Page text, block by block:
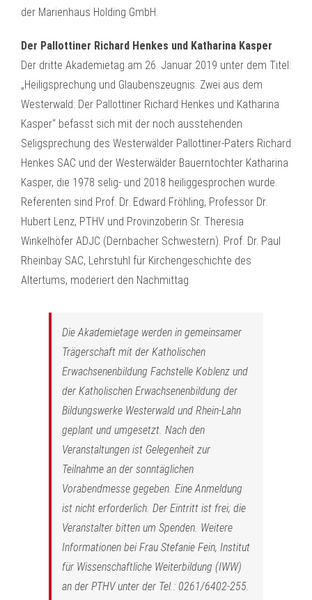
der Marienhaus Holding GmbH.
Der Pallottiner Richard Henkes und Katharina Kasper
Der dritte Akademietag am 26. Januar 2019 unter dem Titel:
„Heiligsprechung und Glaubenszeugnis. Zwei aus dem
Westerwald: Der Pallottiner Richard Henkes und Katharina
Kasper“ befasst sich mit der noch ausstehenden
Seligsprechung des Westerwälder Pallottiner-Paters Richard
Henkes SAC und der Westerwälder Bauerntochter Katharina
Kasper, die 1978 selig- und 2018 heiliggesprochen wurde.
Referenten sind Prof. Dr. Edward Fröhling, Professor Dr.
Hubert Lenz, PTHV und Provinzoberin Sr. Theresia
Winkelhöfer ADJC (Dernbacher Schwestern). Prof. Dr. Paul
Rheinbay SAC, Lehrstuhl für Kirchengeschichte des
Altertums, moderiert den Nachmittag.
Die Akademietage werden in gemeinsamer
Trägerschaft mit der Katholischen
Erwachsenenbildung Fachstelle Koblenz und
der Katholischen Erwachsenenbildung der
Bildungswerke Westerwald und Rhein-Lahn
geplant und umgesetzt. Nach den
Veranstaltungen ist Gelegenheit zur
Teilnahme an der sonntäglichen
Vorabendmesse gegeben. Eine Anmeldung
ist nicht erforderlich. Der Eintritt ist frei; die
Veranstalter bitten um Spenden. Weitere
Informationen bei Frau Stefanie Fein, Institut
für Wissenschaftliche Weiterbildung (IWW)
an der PTHV unter der Tel.: 0261/6402-255.